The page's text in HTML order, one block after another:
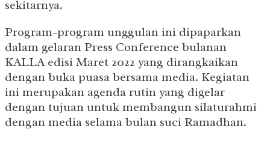
sekitarnya.
Program-program unggulan ini dipaparkan
dalam gelaran Press Conference bulanan
KALLA edisi Maret 2022 yang dirangkaikan
dengan buka puasa bersama media. Kegiatan
ini merupakan agenda rutin yang digelar
dengan tujuan untuk membangun silaturahmi
dengan media selama bulan suci Ramadhan.